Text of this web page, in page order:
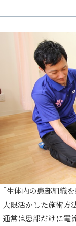
｢生体内の患部組織
大限活かした施術方
通常は患部だけに電